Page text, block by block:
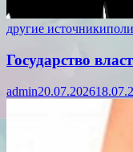
другие источники
Государство
admin20.07.2026